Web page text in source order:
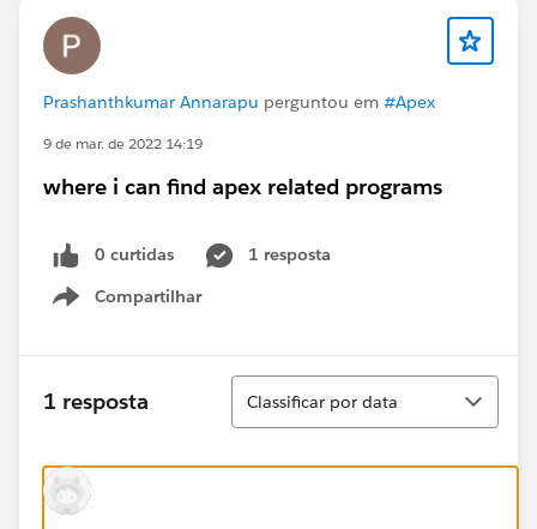
Prashanthkumar Annarapu perguntou em #Apex
9 de mar. de 2022 14:19
where i can find apex related programs
0 curtidas
1 resposta
Compartilhar
Show menu
1 resposta
Classificar
Classificar por data